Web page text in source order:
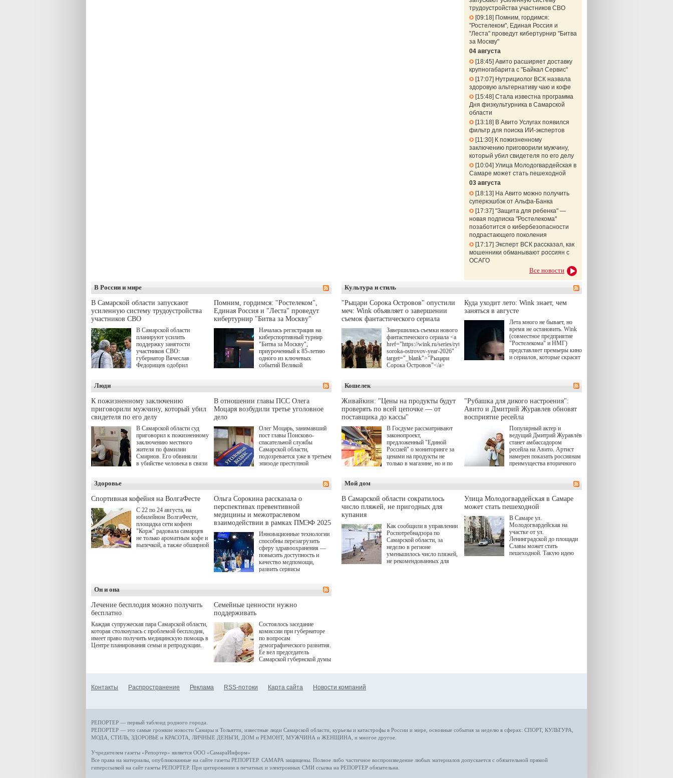
трудоустройства участников СВО
09:18 Помним, гордимся:
"Ростелеком", Единая Россия и
"Леста" проведут кибертурнир "Битва
за Москву"
04 августа
18:45 Авито расширяет доставку
крупногабарита с "Байкал Сервис"
17:07
Нутрициолог ВСК назвала
здоровую альтернативу чаю и кофе
15:48 Стала известна программа
Дня физкультурника в Самарской
области
13:18 В Авито Услугах появился
фильтр для поиска ИИ-экспертов
11:30 К пожизненному
заключению приговорили мужчину,
который убил свидетеля по его делу
10:04 Улица Молодогвардейская в
Самаре может стать пешеходной
03 августа
18:13
На Авито можно получить
суперкэшбэк от Альфа-Банка
17:37 "Защита для ребенка" —
новая подписка "Ростелекома"
позаботится о кибербезопасности
подрастающего поколения
17:17 Эксперт ВСК рассказал, как
мошенники обманывают россиян с
ОСАГО
Все новости
В России и мире
В Самарской области запускают
усиленную систему трудоустройства
участников СВО
В Самарской области
планируют усилить
поддержку занятости
участников СВО:
губернатор Вячеслав
Федорищев одобрил
Живайкина, направленные
на трудоустройство и более
спокойную адаптацию к
мирной жизни.
Помним, гордимся: "Ростелеком",
Единая Россия и "Леста" проведут
кибертурнир "Битва за Москву"
Началась регистрация на
киберспортивный турнир
"Битва за Москву",
приуроченный к 85-летию
одного из ключевых
событий Великой
игре "Мир танков"
выступили "Ростелеком",
партия "Единая Россия",
игровая студия "Леста" и
Культура и стиль
"Рыцари Сорока Островов" опустили
меч: Wink объявляет о завершении
съемок фантастического сериала
Завершились съемки нового
фантастического сериала <a
href="https://wink.ru/series/rytsari-
soroka-ostrovov-year-2026"
target="_blank">"Рыцари
Сорока Островов"</a>
и НМГ) по мотивам
одноименного романа
Сергея Лукьяненко. Главные
роли в проекте исполнили
Артем Кошман, Полина
Гухман, Вероника
Устимова, Олег Савостюк,
Святослав Рогожан, Кузьма
Котрелёв, Никита
Кологривый, Елисей
Чучилин, Александра
Дмитрий Куличков и Юлия
Волкова в роли родителей.
Режиссер-постановщик
проекта — Егор Чичканов
снова здравствуйте!").
Куда уходит лето: Wink знает, чем
заняться в августе
Лета много не бывает, но
время не остановить. Wink
(совместное предприятие
"Ростелекома" и НМГ)
представляет премьеры кино
и сериалов, которые скрасят
href="https://wink.ru/series/kholod-
year-2026"
target="_blank">"Холод"
</a> (18+) останется только
на экране — весь август по
четвергам продолжат
выходить новые эпизоды
сериала, в котором
беспощадным возмездием в
духе графа Монте-Кристо
занимается наша
современница.
Люди
К пожизненному заключению
приговорили мужчину, который убил
свидетеля по его делу
В Самарской области суд
приговорил к пожизненному
заключению местного
жителя по фамилии
Смирнов. Его обвиняли
в убийстве человека в связи
В отношении главы ПСС Олега
Моцаря возбудили третье уголовное
дело
Олег Моцарь, занимавший
пост главы Поисково-
спасательной службы
Самарской области,
подозревается уже в третьем
эпизоде преступной
о превышении полномочий,
а сам он находится в СИЗО.
Кошелек
Живайкин: "Цены на продукты будут
проверять по всей цепочке — от
поставщика до кассы"
В Госдуме рассматривают
законопроект,
предложенный "Единой
Россией" о мониторинге за
ценами на продукты не
только в магазине, но и по
подорожания было понятно,
где именно цена "поехала"
вверх и кто её разогнал.
"Рубашка для дикого настроения":
Авито и Дмитрий Журавлев обновят
восприятие ресейла
Популярный актер и
ведущий Дмитрий Журавлёв
станет амбассадором
ресейла на Авито. Артист
намерен показать россиянам
преимущества вторичного
для современного и умного
человека.
Здоровье
Спортивная кофейня на ВолгаФесте
С 22 по 24 августа, на
юбилейном ВолгаФесте,
площадка сети кофеен
"Корж" радовала самарцев
не только ароматным кофе и
выпечкой, а также обширной
Ольга Сорокина рассказала о
перспективах превентивной
медицины и межотраслевом
взаимодействии в рамках ПМЭФ 2025
Инновационные технологии
способны перезагрузить
сферу здравоохранения —
повысить доступность и
качество медпомощи,
развить сервисы
определенными барьерами.
К ним можно отнести
возникающие при работе с
данными пациентов. Для
более динамичного роста
проникновения инноваций в
сегмент необходимо кросс-
отраслевое взаимодействие
рассказала Ольга Сорокина,
ходе сессии "Развитие
качества жизни" в рамках
ПМЭФ 2025. В дискуссии
РФ Михаил Мурашко,
представители
Государственной Думы,
Мой дом
В Самарской области сократилось
число пляжей, не пригодных для
купания
Как сообщили в управлении
Роспотребнадзора по
Самарской области, за
неделю в регионе
уменьшилось число пляжей,
не рекомендованных для
Улица Молодогвардейская в Самаре
может стать пешеходной
В Самаре ул.
Молодогвардейская на
участке от ул.
Ленинградской до площади
Славы может стать
пешеходной. Такую идею
Он и она
Лечение бесплодия можно получить
бесплатно
Каждая супружеская пара Самарской области,
которая столкнулась с проблемой бесплодия,
имеет право получить медицинскую помощь в
Центре планирования семьи и репродукции.
Семейные ценности нужно
поддерживать
Состоялось заседание
комиссии при губернаторе
по вопросам
демографического развития.
Ее вел председатель
Самарской губернской думы
Контакты Распространение Реклама RSS-потоки Карта сайта Новости компаний
РЕПОРТЕР — первый таблоид родного города.
РЕПОРТЕР — это самые громкие новости Самары и Тольятти, известные люди Самарской области, курьезы и катастрофы в России и мире , основные события за неделю в сферах: СПОРТ, КУЛЬТУРА,
МОДА, СТИЛЬ ЗДОРОВЬЕ и КРАСОТА ЛИЧНЫЕ ДЕНЬГИ ДОМ и РЕМОНТ, МУЖЧИНА и ЖЕНЩИНА , и многое другое
Учредителем газеты «Репортер» является ООО «СамараИнформ»
Все права на материалы, опубликованные на сайте газеты РЕПОРТЕР. САМАРА защищены. Полное либо частичное воспроизведение любых материалов допускается с обязательной прямой
гиперссылкой на сайт газеты РЕПОРТЕР. При цитировании в печатных и электронных СМИ ссылка на РЕПОРТЕР обязательна.